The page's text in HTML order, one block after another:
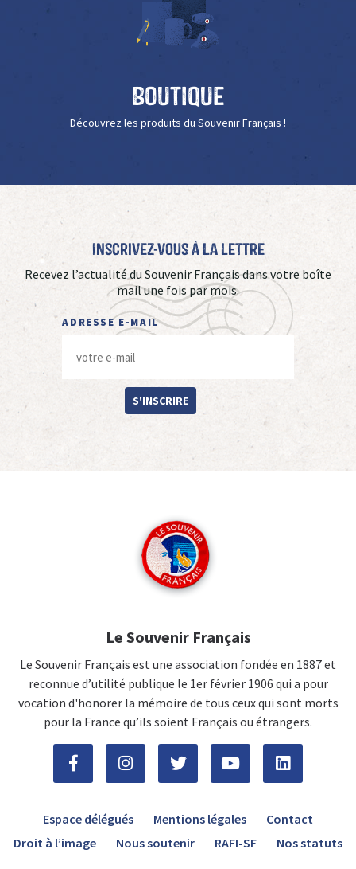
Boutique
Découvrez les produits du Souvenir Français !
Inscrivez-vous à La Lettre
Recevez l’actualité du Souvenir Français dans votre boîte
mail une fois par mois.
ADRESSE E-MAIL
S'INSCRIRE
Le Souvenir Français
Le Souvenir Français est une association fondée en 1887 et
reconnue d’utilité publique le 1er février 1906 qui a pour
vocation d'honorer la mémoire de tous ceux qui sont morts
pour la France qu’ils soient Français ou étrangers.
Espace délégués Mentions légales
Contact
Droit à l’image
Nous soutenir RAFI-SF Nos statuts